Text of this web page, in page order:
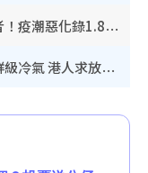
奪命寄生蟲｜食生菜狂瀉首現死者！疫潮惡化錄1.8萬宗病例 揭洗菜3大謬誤
內地客歎港人唔識老！揭港鐵保鮮級冷氣 港人求放過：咪投訴